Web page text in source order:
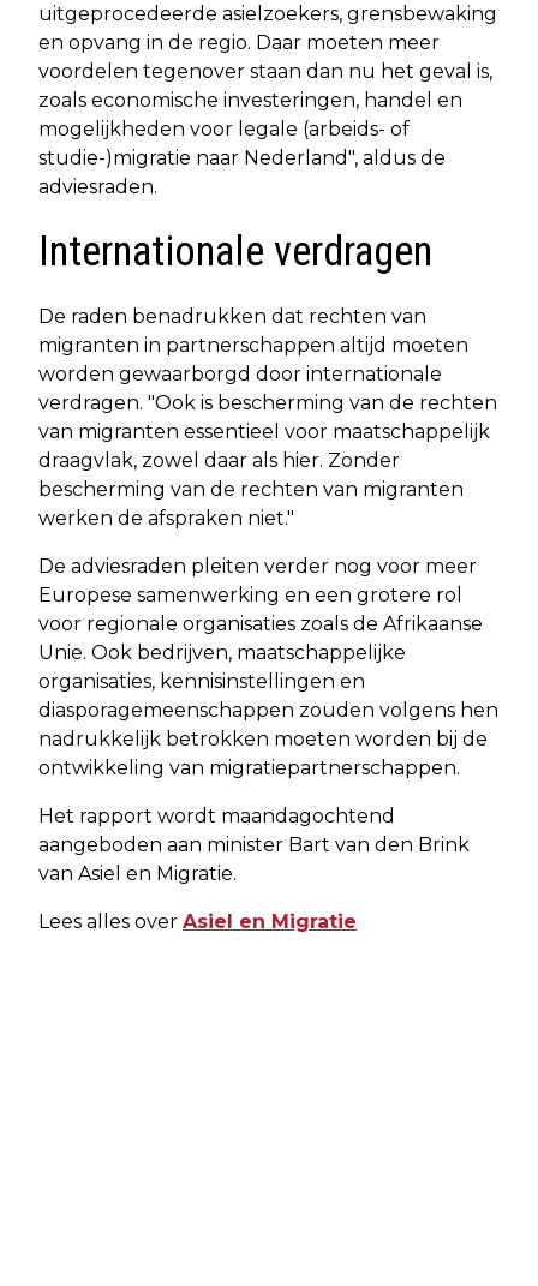
uitgeprocedeerde asielzoekers, grensbewaking
en opvang in de regio. Daar moeten meer
voordelen tegenover staan dan nu het geval is,
zoals economische investeringen, handel en
mogelijkheden voor legale (arbeids- of
studie-)migratie naar Nederland", aldus de
adviesraden.
Internationale verdragen
De raden benadrukken dat rechten van
migranten in partnerschappen altijd moeten
worden gewaarborgd door internationale
verdragen. "Ook is bescherming van de rechten
van migranten essentieel voor maatschappelijk
draagvlak, zowel daar als hier. Zonder
bescherming van de rechten van migranten
werken de afspraken niet."
De adviesraden pleiten verder nog voor meer
Europese samenwerking en een grotere rol
voor regionale organisaties zoals de Afrikaanse
Unie. Ook bedrijven, maatschappelijke
organisaties, kennisinstellingen en
diasporagemeenschappen zouden volgens hen
nadrukkelijk betrokken moeten worden bij de
ontwikkeling van migratiepartnerschappen.
Het rapport wordt maandagochtend
aangeboden aan minister Bart van den Brink
van Asiel en Migratie.
Lees alles over Asiel en Migratie